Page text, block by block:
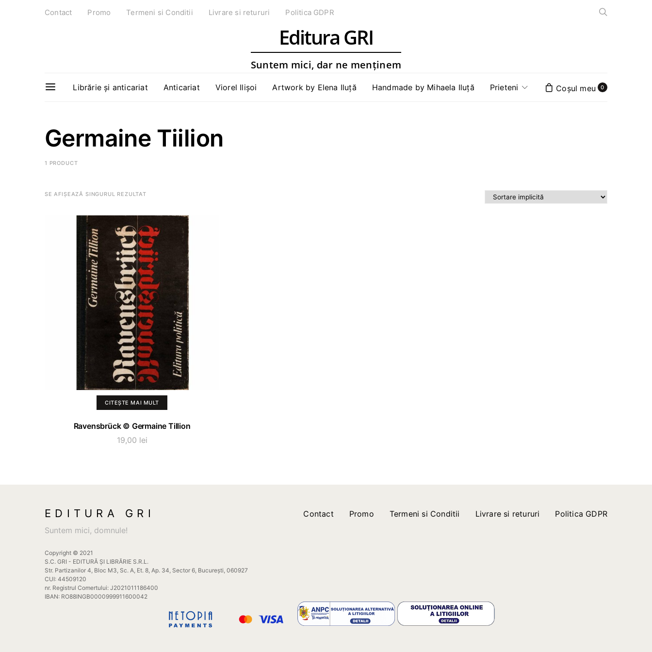
Contact Promo Termeni si Conditii Livrare si retururi Politica GDPR
Editura GRI
Suntem mici, dar ne menținem
Librărie și anticariat Anticariat Viorel Ilișoi Artwork by Elena Iluță Handmade by Mihaela Iluță Prieteni 0
Germaine Tiilion
1 PRODUCT
SE AFIȘEAZĂ SINGURUL REZULTAT
CITEȘTE MAI MULT
Ravensbrück © Germaine Tillion
19,00 lei
EDITURA GRI Contact Promo Termeni si Conditii Livrare si retururi
Politica GDPR
Suntem mici, domnule!
Copyright © 2021
S.C. GRI - EDITURĂ ȘI LIBRĂRIE S.R.L.
Str. Partizanilor 4, Bloc M3, Sc. A, Et. 8, Ap. 34, Sector 6, București, 060927
CUI: 44509120
nr. Registrul Comertului: J2021011186400
IBAN: RO88INGB0000999911600042